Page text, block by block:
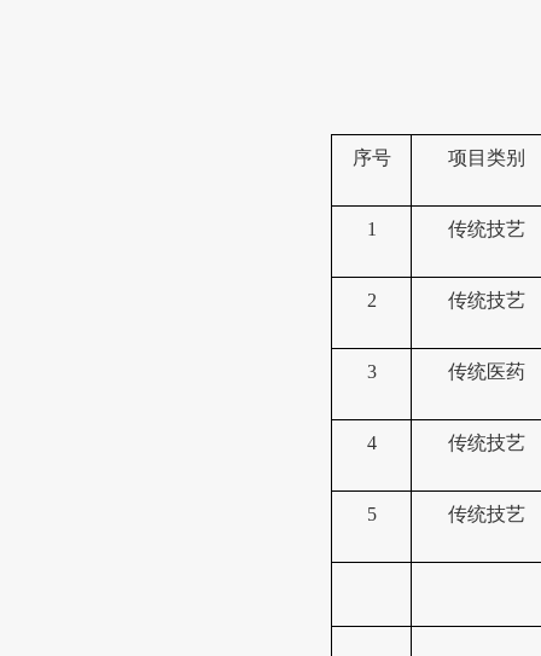
序号 项目类别
1 传统技艺
2 传统技艺
3 传统医药
4 传统技艺
5 传统技艺